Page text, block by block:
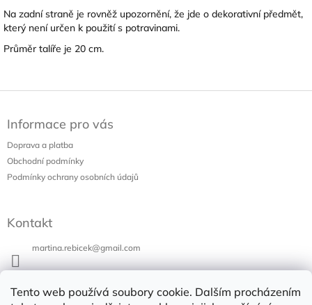
Tento web používá soubory cookie. Dalším procházením
Na zadní straně je rovněž upozornění, že jde o dekorativní předmět,
který není určen k použití s potravinami.
Průměr talíře je 20 cm.
Informace pro vás
Doprava a platba
Obchodní podmínky
Podmínky ochrany osobních údajů
Kontakt
martina.rebicek@gmail.com
Bazar v Poli